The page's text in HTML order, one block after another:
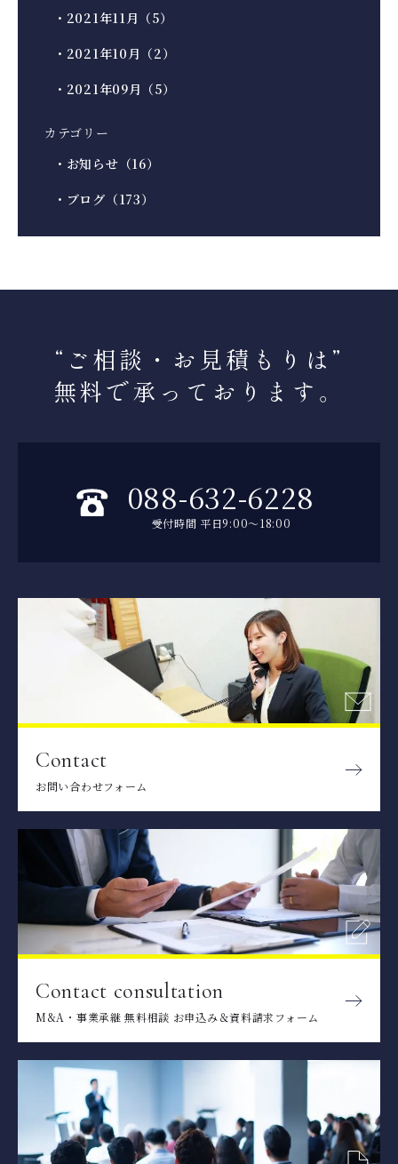
・2021年11月（5）
・2021年10月（2）
・2021年09月（5）
カテゴリー
・お知らせ（16）
・ブログ（173）
“ご相談・お見積もりは ”
無料で承っております。
088-632-6228
受付時間 平日9:00～18:00
Contact
お問い合わせフォーム
Contact consultation
M&A・事業承継 無料相談 お申込み＆資料請求フォーム